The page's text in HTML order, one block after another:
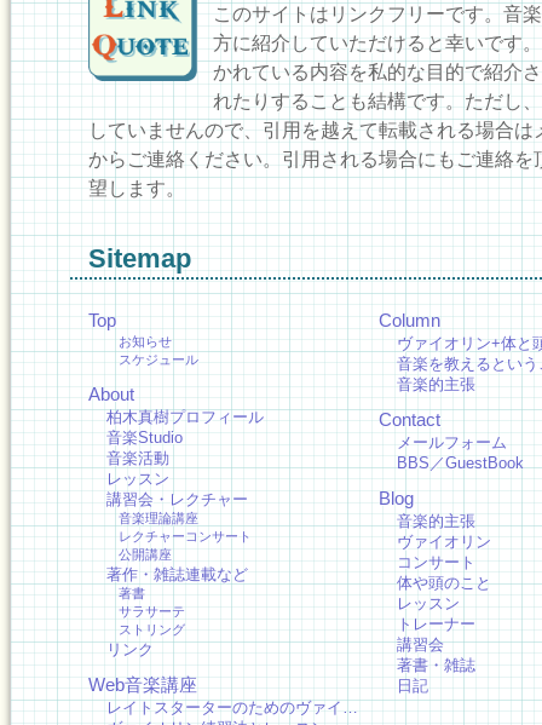
このサイトはリンクフリーです。音
方に紹介していただけると幸いです
かれている内容を私的な目的で紹介
れたりすることも結構です。ただし
していませんので、引用を越えて転載される場合は
からご連絡ください。引用される場合にもご連絡を
望します。
Sitemap
Top
お知らせ
スケジュール
About
柏木真樹プロフィール
音楽Studio
音楽活動
レッスン
講習会・レクチャー
音楽理論講座
レクチャーコンサート
公開講座
著作・雑誌連載など
著書
サラサーテ
ストリング
リンク
Web音楽講座
レイトスターターのためのヴァイ…
Column
ヴァイオリン+体と
音楽を教えるという
音楽的主張
Contact
メールフォーム
BBS／GuestBook
Blog
音楽的主張
ヴァイオリン
コンサート
体や頭のこと
レッスン
トレーナー
講習会
著書・雑誌
日記